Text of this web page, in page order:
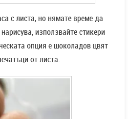
с листа, но нямате време да
използвайте стикери
опция е шоколадов цвят
от листа.